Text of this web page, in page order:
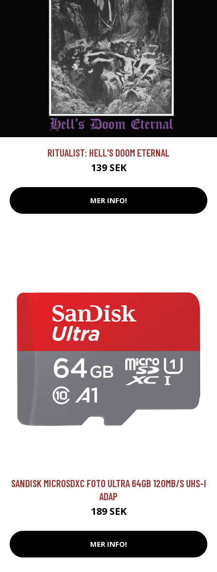
RITUALIST: HELL'S DOOM ETERNAL
139 SEK
MER INFO!
SANDISK MICROSDXC FOTO ULTRA 64GB 120MB/S UHS-I
ADAP
189 SEK
MER INFO!